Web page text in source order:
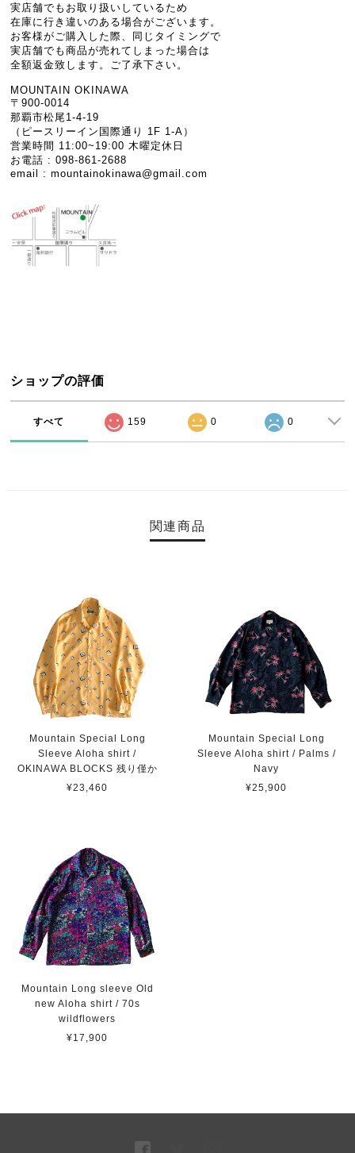
実店舗でもお取り扱いしているため
在庫に行き違いのある場合がございます。
お客様がご購入した際、同じタイミングで
実店舗でも商品が売れてしまった場合は
全額返金致します。ご了承下さい。
MOUNTAIN OKINAWA
〒900-0014
那覇市松尾1-4-19
（ピースリーイン国際通り 1F 1-A）
営業時間 11:00~19:00 木曜定休日
お電話 : 098-861-2688
email :mountainokinawa@gmail.com
ショップの評価
すべて 159 0 0
関連商品
Mountain Special Long
Sleeve Aloha shirt /
OKINAWA BLOCKS 残り僅か
¥23,460
Mountain Special Long
Sleeve Aloha shirt / Palms /
Navy
¥25,900
Mountain Long sleeve Old
new Aloha shirt / 70s
wildflowers
¥17,900